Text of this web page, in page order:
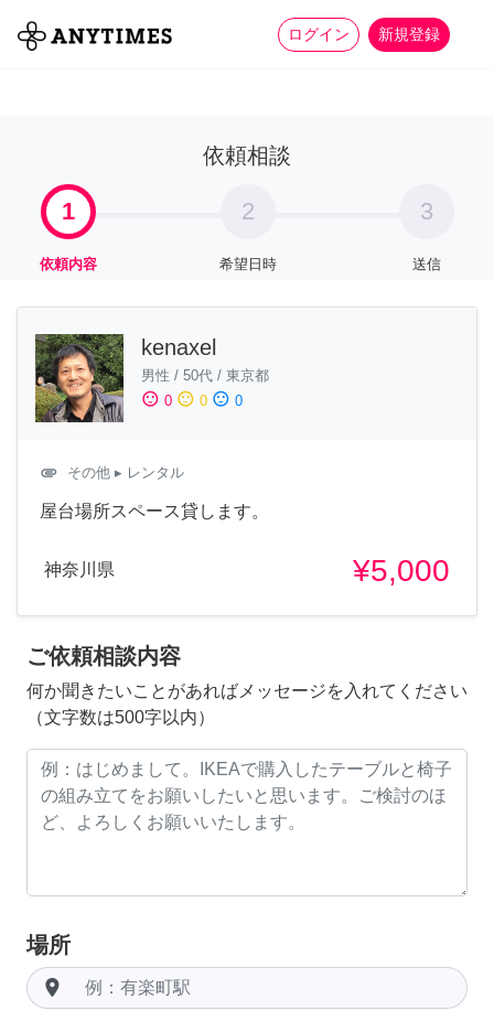
ログイン 新規登録
全て 家事 more_horiz
依頼相談
1
依頼内容
2
希望日時
3
送信
kenaxel
男性 / 50代 / 東京都
sentiment_satisfied 0 sentiment_neutral 0 sentiment_dissatisfied 0
attachment その他 ▸ レンタル
屋台場所スペース貸します。
神奈川県 ¥5,000
ご依頼相談内容
何か聞きたいことがあればメッセージを入れてください
（文字数は500字以内）
場所
room